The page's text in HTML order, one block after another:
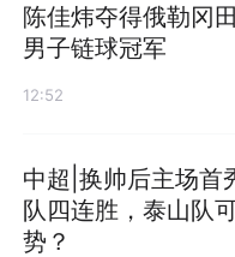
陈佳炜夺得俄勒冈
男子链球冠军
12:52
中超|换帅后主场首
队四连胜，泰山队
势？